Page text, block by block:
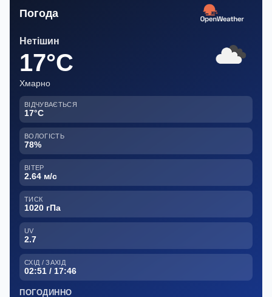
Погода
Нетішин
17°C
Хмарно
ВІДЧУВАЄТЬСЯ
17°C
ВОЛОГІСТЬ
78%
ВІТЕР
2.64 м/с
ТИСК
1020 гПа
UV
2.7
СХІД / ЗАХІД
02:51 / 17:46
ПОГОДИННО